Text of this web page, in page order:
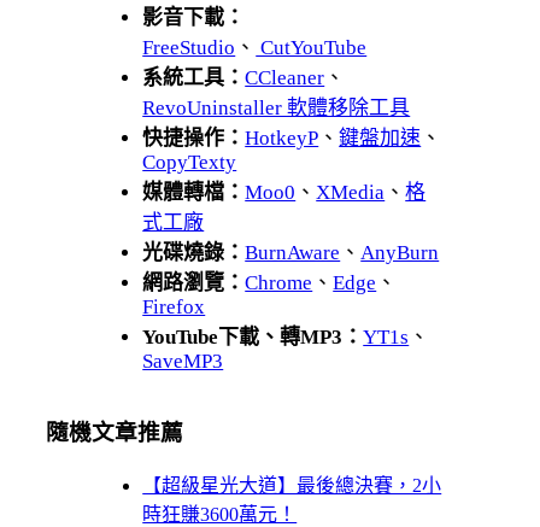
影音下載：
FreeStudio 、 CutYouTube
系統工具：CCleaner 、
RevoUninstaller 軟體移除工具
快捷操作：HotkeyP 、鍵盤加速 、
CopyTexty
媒體轉檔：Moo0 、 XMedia 、格
式工廠
光碟燒錄：BurnAware 、 AnyBurn
網路瀏覽：Chrome 、Edge 、
Firefox
YouTube下載、轉MP3：YT1s 、
SaveMP3
隨機文章推薦
【超級星光大道】最後總決賽，2小
時狂賺3600萬元！